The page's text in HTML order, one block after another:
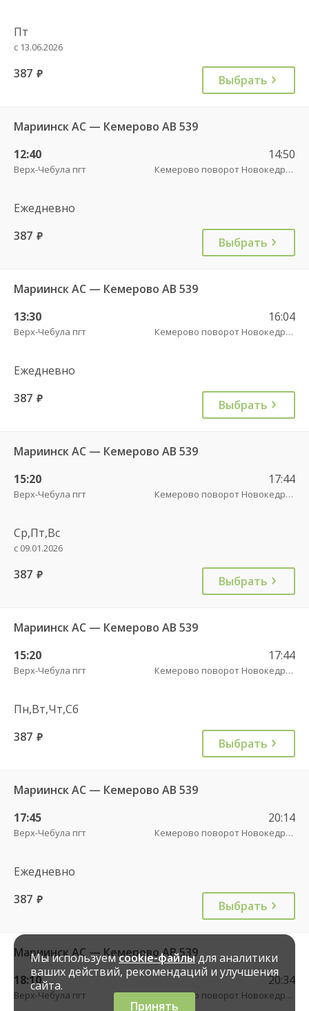
Пт
с 13.06.2026
387 руб. Выбрать
Мариинск АС — Кемерово АВ 539
12:40
Верх-Чебула пгт
14:50
Кемерово поворот Новокедровский пов.
Ежедневно
387 руб. Выбрать
Мариинск АС — Кемерово АВ 539
13:30
Верх-Чебула пгт
16:04
Кемерово поворот Новокедровский пов.
Ежедневно
387 руб. Выбрать
Мариинск АС — Кемерово АВ 539
15:20
Верх-Чебула пгт
17:44
Кемерово поворот Новокедровский пов.
Ср,Пт,Вс
с 09.01.2026
387 руб. Выбрать
Мариинск АС — Кемерово АВ 539
15:20
Верх-Чебула пгт
17:44
Кемерово поворот Новокедровский пов.
Пн,Вт,Чт,Сб
387 руб. Выбрать
Мариинск АС — Кемерово АВ 539
17:45
Верх-Чебула пгт
20:14
Кемерово поворот Новокедровский пов.
Ежедневно
387 руб. Выбрать
Мариинск АС — Кемерово АВ 539
18:10
Верх-Чебула пгт
20:34
Кемерово поворот Новокедровский пов.
Мы используемcookie-файлыдля аналитики
ваших действий, рекомендаций и улучшения
сайта.
Принять